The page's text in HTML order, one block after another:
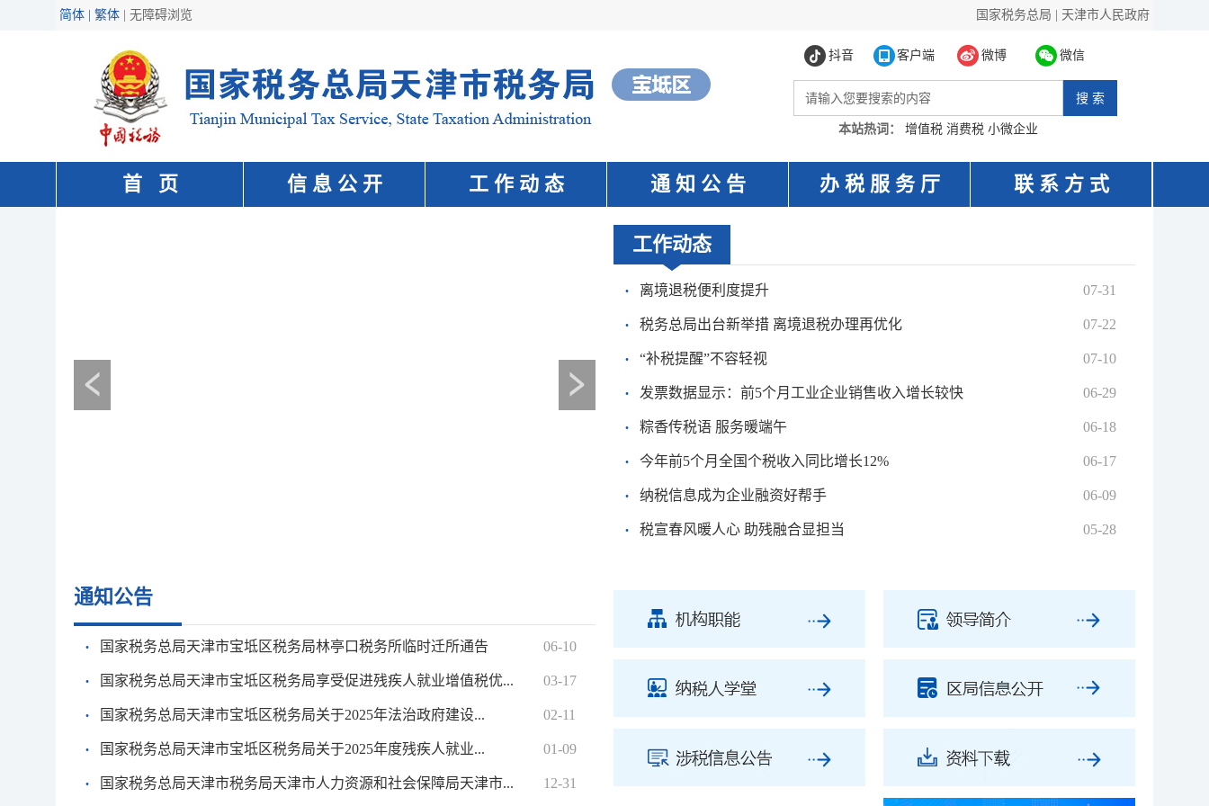
简体 | 繁体 无障碍浏览 国家税务总局 天津市人民政府
抖音 客户端 微博 微信
本站热词： 增值税 消费税 小微企业
首 页 信 息 公 开 工 作 动 态 通 知 公 告 办 税 服 务 厅 联 系 方 式
工作动态
· 离境退税便利度提升 07-31
· 税务总局出台新举措 离境退税办理再优化 07-22
· “补税提醒”不容轻视 07-10
· 发票数据显示：前5个月工业企业销售收入增长较快 06-29
· 粽香传税语 服务暖端午 06-18
· 今年前5个月全国个税收入同比增长12% 06-17
· 纳税信息成为企业融资好帮手 06-09
· 税宣春风暖人心 助残融合显担当 05-28
通知公告
· 国家税务总局天津市宝坻区税务局林亭口税务所临时迁所通告 06-10
· 国家税务总局天津市宝坻区税务局享受促进残疾人就业增值税优... 03-17
· 国家税务总局天津市宝坻区税务局关于2025年法治政府建设... 02-11
· 国家税务总局天津市宝坻区税务局关于2025年度残疾人就业... 01-09
· 国家税务总局天津市税务局天津市人力资源和社会保障局天津市... 12-31